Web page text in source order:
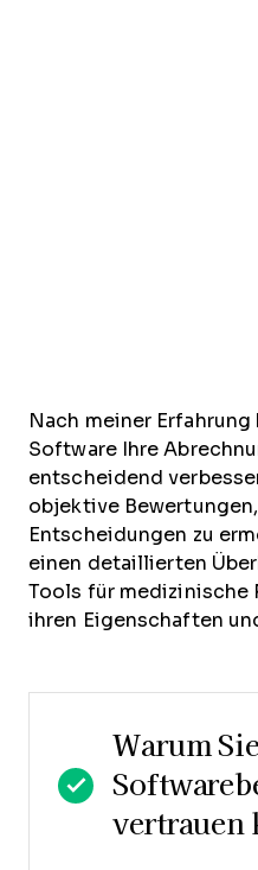
Nach meiner
Software Ihre
entscheidend
objektive
Entscheidungen zu
einen detaillierten
Tools für medizinische
ihren Eigenschaften
Warum
vertrauen